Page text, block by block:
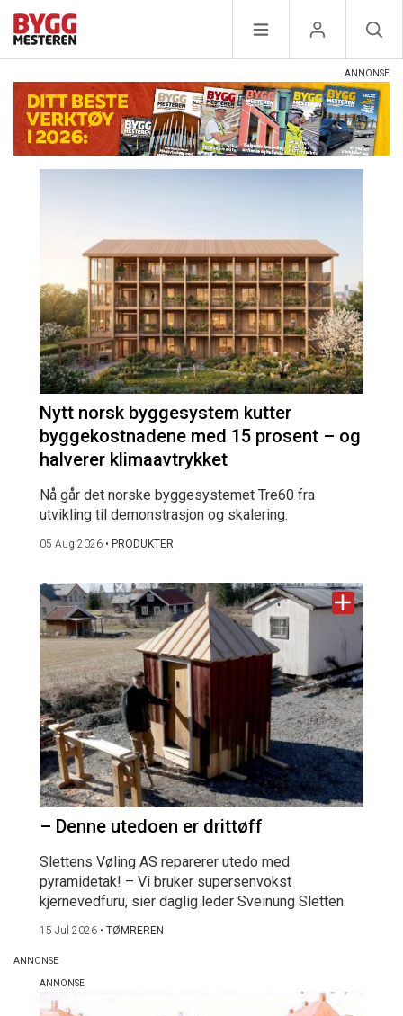
Nytt norsk byggesystem kutter
byggekostnadene med 15 prosent – og
halverer klimaavtrykket
Nå går det norske byggesystemet Tre60 fra
utvikling til demonstrasjon og skalering.
05 Aug 2026 • PRODUKTER
– Denne utedoen er drittøff
Slettens Vøling AS reparerer utedo med
pyramidetak! – Vi bruker supersenvokst
kjernevedfuru, sier daglig leder Sveinung Sletten.
15 Jul 2026 • TØMREREN